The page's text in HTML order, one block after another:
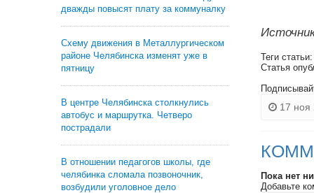
дважды повысят плату за коммуналку
Схему движения в Металлургическом
районе Челябинска изменят уже в
пятницу
В центре Челябинска столкнулись
автобус и маршрутка. Четверо
пострадали
В отношении педагогов школы, где
челябинка сломала позвоночник,
возбудили уголовное дело
Теги
Статья
17 ноя
Пока нет
Добавьте